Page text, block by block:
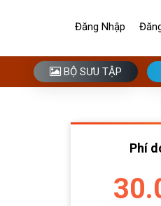
Đăng Nhập
BỘ SƯU TẬP
Phí